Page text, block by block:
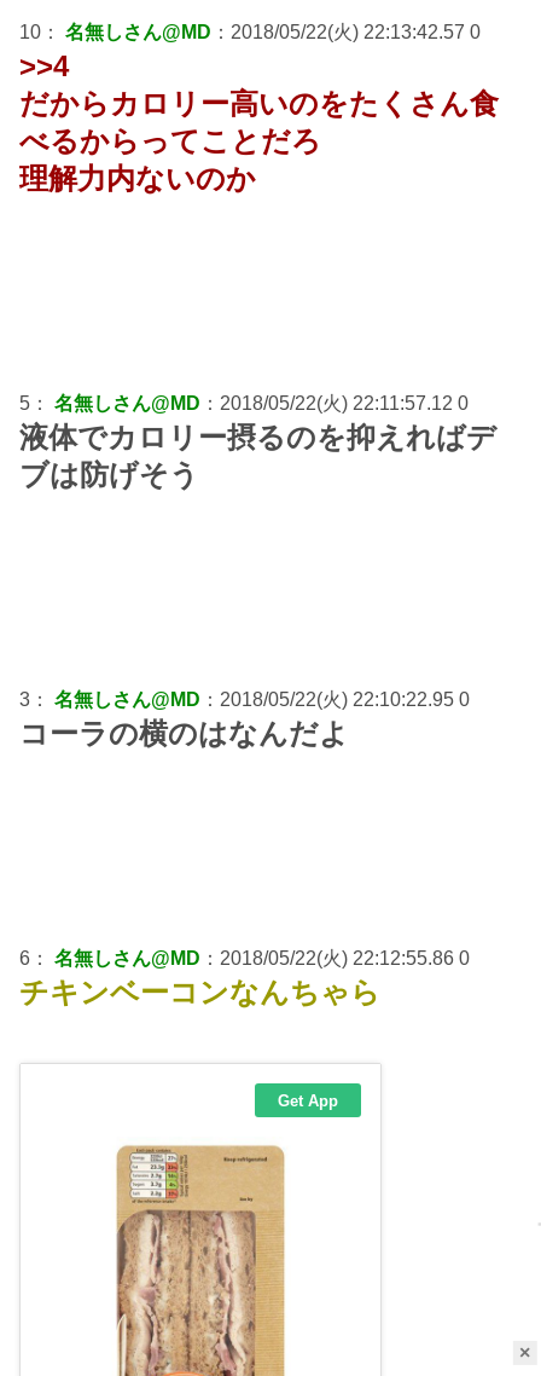
×
10： 名無しさん@MD ：2018/05/22(火) 22:13:42.57 0
>>4
だからカロリー高いのをたくさん食
べるからってことだろ
理解力内ないのか
5： 名無しさん@MD ：2018/05/22(火) 22:11:57.12 0
液体でカロリー摂るのを抑えればデ
ブは防げそう
3： 名無しさん@MD ：2018/05/22(火) 22:10:22.95 0
コーラの横のはなんだよ
6： 名無しさん@MD ：2018/05/22(火) 22:12:55.86 0
チキンベーコンなんちゃら